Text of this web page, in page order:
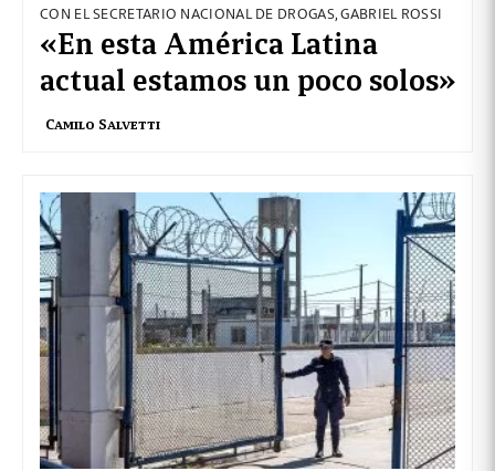
CON EL SECRETARIO NACIONAL DE DROGAS, GABRIEL ROSSI
«En esta América Latina
actual estamos un poco solos»
Camilo Salvetti